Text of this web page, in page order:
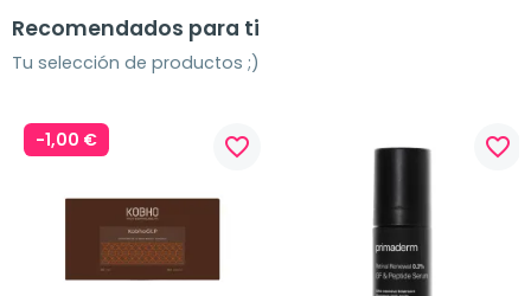
Recomendados para ti
Tu selección de productos ;)
-1,00 € favorite_border favorite_border